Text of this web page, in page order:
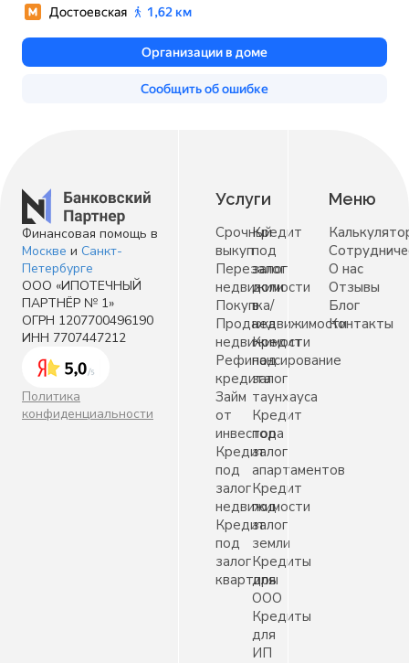
Финансовая помощь в
Москве и Санкт-
Петербурге
ООО «ИПОТЕЧНЫЙ
ПАРТНЁР № 1»
ОГРН 1207700496190
ИНН 7707447212
Политика
конфиденциальности
Услуги
Срочный
выкуп
Перезалог
недвижимости
Покупка/
Продажа
недвижимости
Рефинансирование
кредита
Займ
от
инвестора
Кредит
под
залог
недвижимости
Кредит
под
залог
квартиры
Кредит
под
залог
доли
в
недвижимости
Кредит
под
залог
таунхауса
Кредит
под
залог
апартаментов
Кредит
под
залог
земли
Кредиты
для
ООО
Кредиты
для
ИП
Меню
О нас
Отзывы
Блог
Контакты